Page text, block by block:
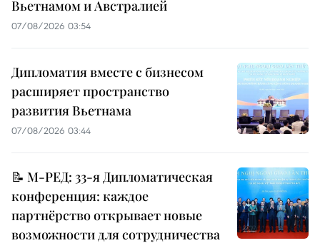
Вьетнамом и Австралией
07/08/2026 03:54
Дипломатия вместе с бизнесом
расширяет пространство
развития Вьетнама
07/08/2026 03:44
📝 М-РЕД: 33-я Дипломатическая
конференция: каждое
партнёрство открывает новые
возможности для сотрудничества